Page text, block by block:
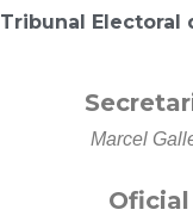
Tribunal Electoral
Marcel
Oficial